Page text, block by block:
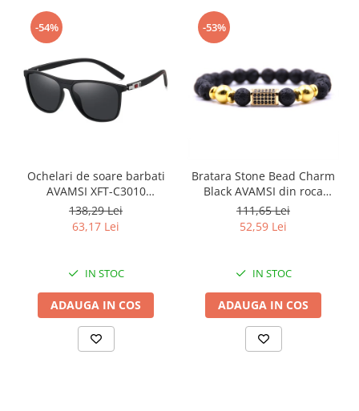
-54%
Ochelari de soare barbati
AVAMSI XFT-C3010
Wayfarer, Polarizati, Negru
138,29 Lei
63,17 Lei
IN STOC
ADAUGA IN COS
-53%
Bratara Stone Bead Charm
Black AVAMSI din roca
vulcanica, pietre
semipretioase, unisex,
reglabila BB70
111,65 Lei
52,59 Lei
IN STOC
ADAUGA IN COS